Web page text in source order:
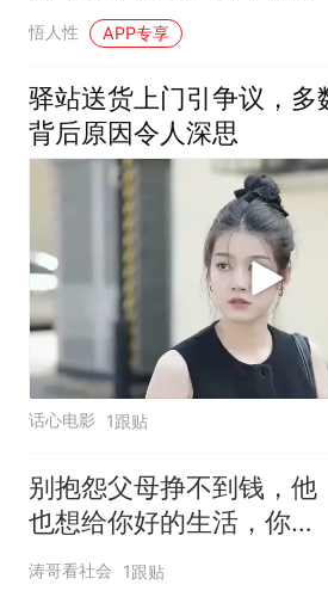
打了个招呼，全忘了
悟人性 APP专享
驿站送货上门引争议，多
背后原因令人深思
话心电影 1跟贴
别抱怨父母挣不到钱，他
也想给你好的生活，你看
不见的时候他也很难！
涛哥看社会 1跟贴